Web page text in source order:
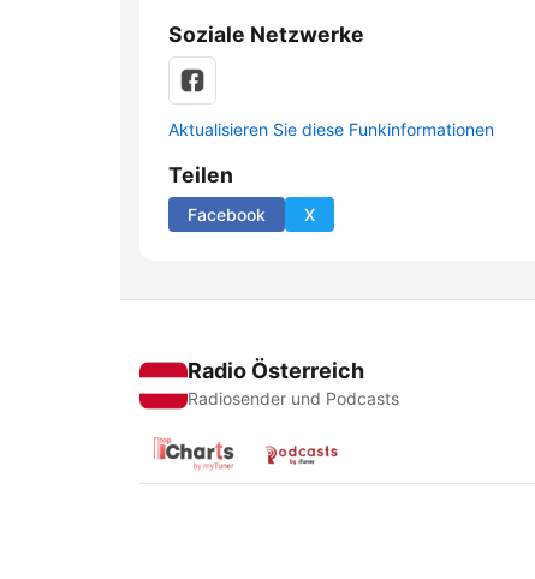
Soziale Netzwerke
Aktualisieren Sie diese Funkinformationen
Teilen
Facebook X
Radio Österreich
Radiosender und Podcasts